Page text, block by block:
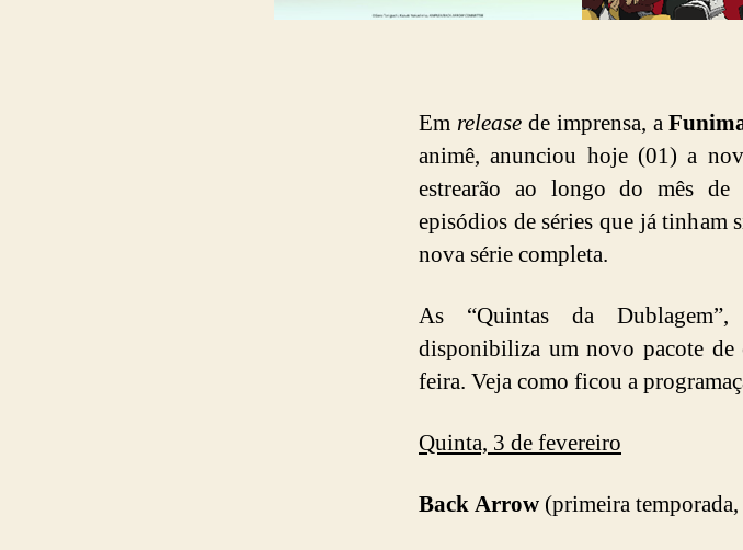
Em releasede imprensa, a
animê, anunciou hoje (01) a
estrearão ao longo do mês
episódios de séries que já tinham
nova série completa.
As “Quintas da
disponibiliza um novo pacote
feira. Veja como ficou a
Quinta, 3 de fevereiro
Back Arrow (primeira